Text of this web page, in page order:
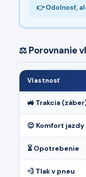
👉 Odolnosť,
⚖️ Porovnanie
Vlastnosť
🚜 Trakcia
😌 Komfort jazdy
⏳ Opotrebenie
💨 Tlak v pneu